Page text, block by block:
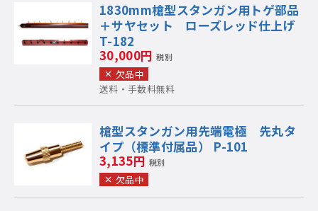
1830mm槍型スタンガン用トゲ部品
＋サヤセット ローズレッド仕上げ
T-182
30,000円 税別
欠品中
送料・手数料無料
槍型スタンガン用先端電極 先丸タ
イプ（標準付属品） P-101
3,135円 税別
欠品中